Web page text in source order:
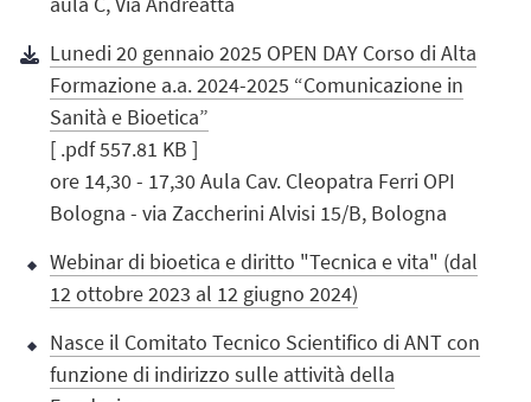
Lunedi 20 gennaio 2025 OPEN DAY Corso di Alta
Formazione a.a. 2024-2025 “Comunicazione in
Sanità e Bioetica”
[ .pdf 557.81 KB ]
ore 14,30 - 17,30 Aula Cav. Cleopatra Ferri OPI
Bologna - via Zaccherini Alvisi 15/B, Bologna
Webinar di bioetica e diritto "Tecnica e vita" (dal
12 ottobre 2023 al 12 giugno 2024)
Nasce il Comitato Tecnico Scientifico di ANT con
funzione di indirizzo sulle attività della